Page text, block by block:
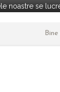
noastre se